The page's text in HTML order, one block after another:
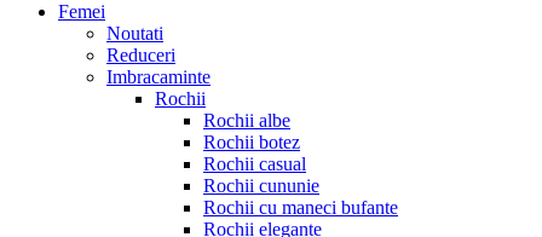
Femei
Noutati
Reduceri
Imbracaminte
Rochii
Rochii albe
Rochii botez
Rochii casual
Rochii cununie
Rochii cu maneci bufante
Rochii elegante